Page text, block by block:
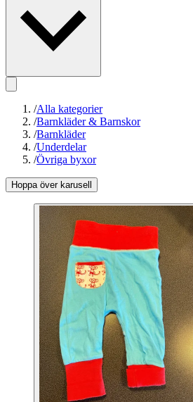
/Alla kategorier
/Barnkläder & Barnskor
/Barnkläder
/Underdelar
/Övriga byxor
Hoppa över karusell